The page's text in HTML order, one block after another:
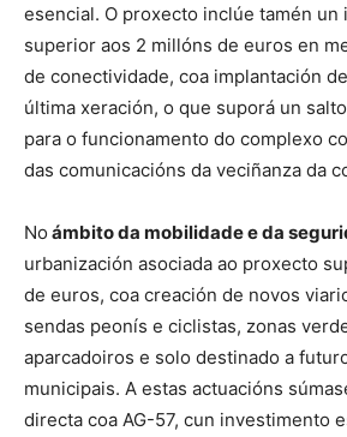
esencial. O proxecto inclúe tamén un
superior aos 2 millóns de euros en
de conectividade, coa implantación
última xeración, o que suporá un
para o funcionamento do complexo
das comunicacións da veciñanza da
No ámbito da mobilidade e da
urbanización asociada ao proxecto
de euros, coa creación de novos
sendas peonís e ciclistas, zonas
aparcadoiros e solo destinado a
municipais. A estas actuacións
directa coa AG-57, cun investimento